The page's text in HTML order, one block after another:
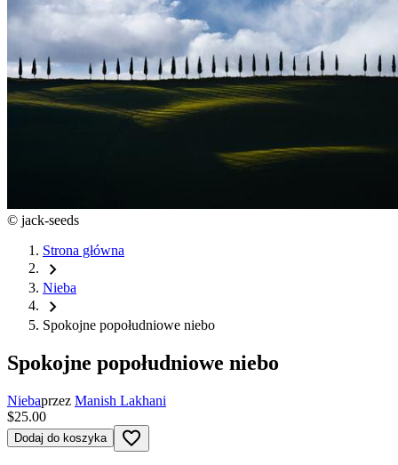
© jack-seeds
Strona główna
chevron_right
Nieba
chevron_right
Spokojne popołudniowe niebo
Spokojne popołudniowe niebo
Niebaprzez Manish Lakhani
$25.00
Dodaj do koszyka favorite_border